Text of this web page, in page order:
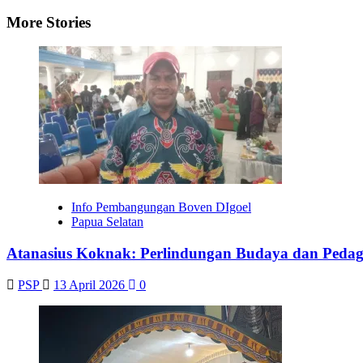
More Stories
Info Pembangungan Boven DIgoel
Papua Selatan
Atanasius Koknak: Perlindungan Budaya dan
PSP 13 April 2026 0